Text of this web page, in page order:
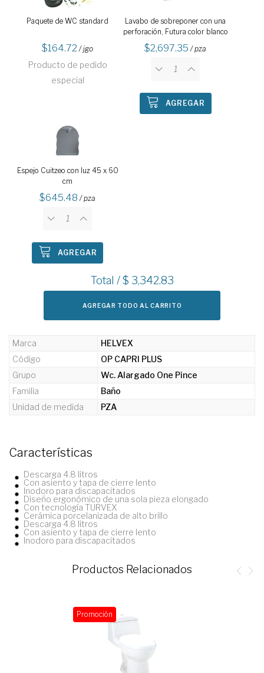
Paquete de WC standard
164.72 / jgo
Producto de pedido
especial
Lavabo de sobreponer con una
perforación, Futura color blanco
2,697.35 / pza
AGREGAR
Espejo Cuitzeo con luz 45 x 60
cm
645.48 / pza
AGREGAR
Total / $ 3,342.83
AGREGAR TODO AL CARRITO
Marca
HELVEX
Código
OP CAPRI PLUS
Grupo
Wc. Alargado One Pince
Familia
Baño
Unidad de medida
PZA
Características
Descarga 4.8 litros
Con asiento y tapa de cierre lento
Inodoro para discapacitados
Diseño ergonómico de una sola pieza elongado
Con tecnología TURVEX
Cerámica porcelanizada de alto brillo
Descarga 4.8 litros
Con asiento y tapa de cierre lento
Inodoro para discapacitados
Productos Relacionados
Promoción